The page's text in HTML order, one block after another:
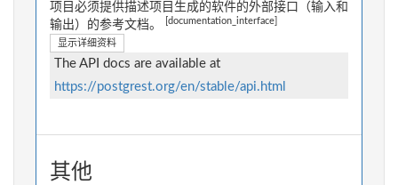
项目必须提供描述项目生成的软件的外部接口（输入和
输出）的参考文档。
[documentation_interface]
显示详细资料
The API docs are available at
https://postgrest.org/en/stable/api.html
其他